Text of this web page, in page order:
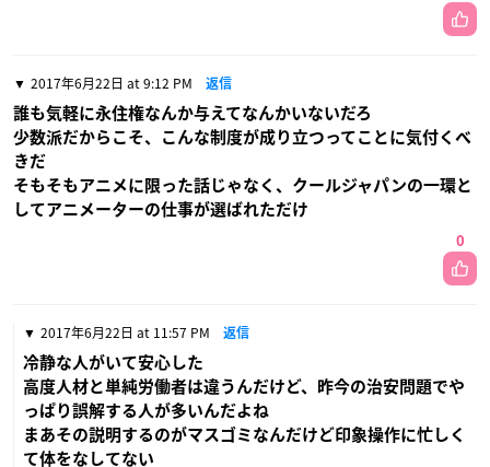
2017年6月22日 at 9:12 PM 返信
誰も気軽に永住権なんか与えてなんかいないだろ
少数派だからこそ、こんな制度が成り立つってことに気付くべ
きだ
そもそもアニメに限った話じゃなく、クールジャパンの一環と
してアニメーターの仕事が選ばれただけ
0
2017年6月22日 at 11:57 PM 返信
冷静な人がいて安心した
高度人材と単純労働者は違うんだけど、昨今の治安問題でや
っぱり誤解する人が多いんだよね
まあその説明するのがマスゴミなんだけど印象操作に忙しく
て体をなしてない